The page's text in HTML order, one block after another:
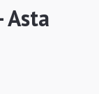
Asta